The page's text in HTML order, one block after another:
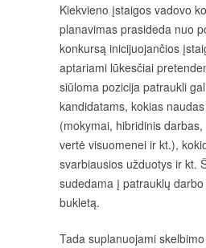
Kiekvieno įstaigos vadovo
planavimas prasideda nuo
konkursą inicijuojančios
aptariami lūkesčiai
siūloma pozicija patraukli
kandidatams, kokias
(mokymai, hibridinis
vertė visuomenei ir kt.),
svarbiausios užduotys ir kt.
sudedama į patrauklų
bukletą.
Tada suplanuojami